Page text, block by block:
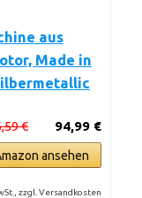
aus
Made in
94,99 €
€
ansehen
zzgl. Versandkosten